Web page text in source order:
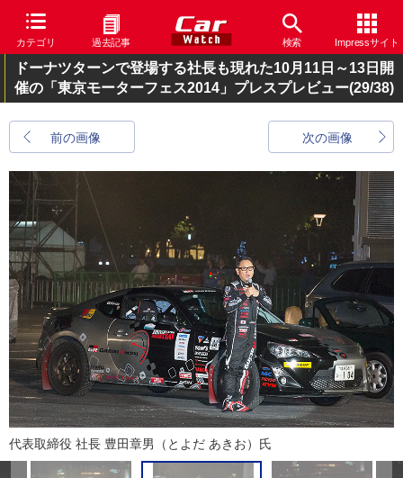
カテゴリ 過去記事 検索 Impressサイト
ドーナツターンで登場する社長も現れた10月11日～13日開
催の「東京モーターフェス2014」プレスプレビュー(29/38)
前の画像 次の画像
代表取締役 社長 豊田章男（とよだ あきお）氏